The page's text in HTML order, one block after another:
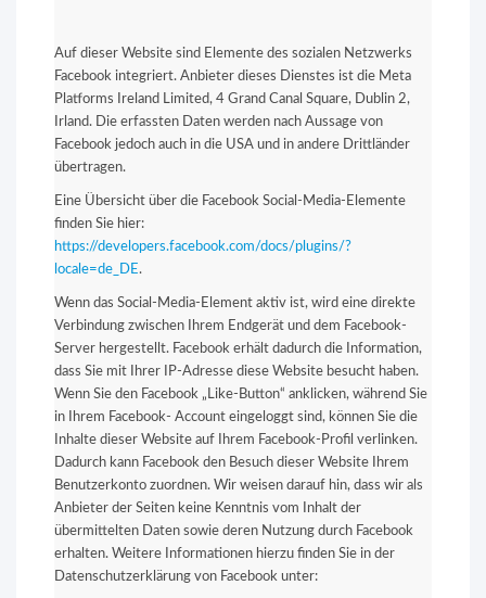
Auf dieser Website sind Elemente des sozialen Netzwerks
Facebook integriert. Anbieter dieses Dienstes ist die Meta
Platforms Ireland Limited, 4 Grand Canal Square, Dublin 2,
Irland. Die erfassten Daten werden nach Aussage von
Facebook jedoch auch in die USA und in andere Drittländer
übertragen.
Eine Übersicht über die Facebook Social-Media-Elemente
finden Sie hier:
https://developers.facebook.com/docs/plugins/?
locale=de_DE.
Wenn das Social-Media-Element aktiv ist, wird eine direkte
Verbindung zwischen Ihrem Endgerät und dem Facebook-
Server hergestellt. Facebook erhält dadurch die Information,
dass Sie mit Ihrer IP-Adresse diese Website besucht haben.
Wenn Sie den Facebook „Like-Button“ anklicken, während Sie
in Ihrem Facebook- Account eingeloggt sind, können Sie die
Inhalte dieser Website auf Ihrem Facebook-Profil verlinken.
Dadurch kann Facebook den Besuch dieser Website Ihrem
Benutzerkonto zuordnen. Wir weisen darauf hin, dass wir als
Anbieter der Seiten keine Kenntnis vom Inhalt der
übermittelten Daten sowie deren Nutzung durch Facebook
erhalten. Weitere Informationen hierzu finden Sie in der
Datenschutzerklärung von Facebook unter: